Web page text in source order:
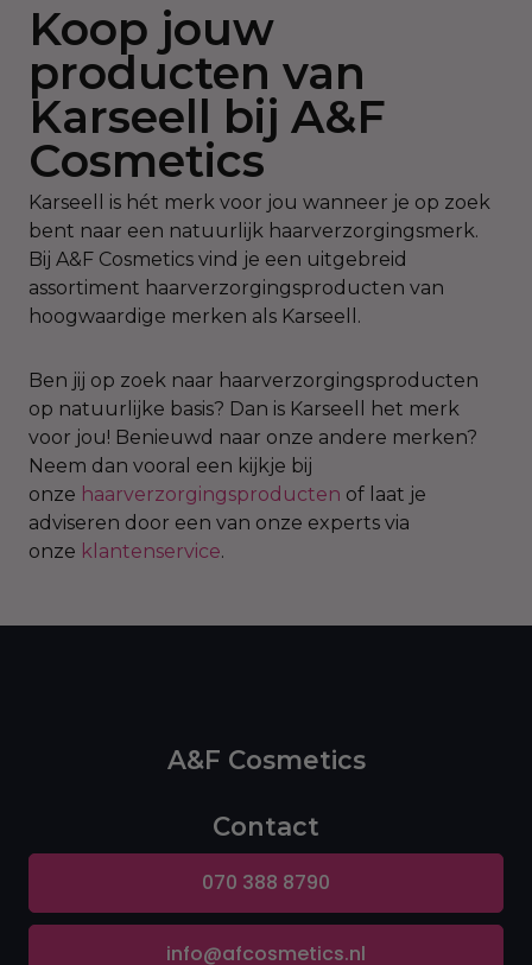
Koop jouw
producten van
Karseell bij A&F
Cosmetics
Karseell is hét merk voor jou wanneer je op zoek
bent naar een natuurlijk haarverzorgingsmerk.
Bij A&F Cosmetics vind je een uitgebreid
assortiment haarverzorgingsproducten van
hoogwaardige merken als Karseell.
Ben jij op zoek naar haarverzorgingsproducten
op natuurlijke basis? Dan is Karseell het merk
voor jou! Benieuwd naar onze andere merken?
Neem dan vooral een kijkje bij
onze haarverzorgingsproducten of laat je
adviseren door een van onze experts via
onze klantenservice.
A&F Cosmetics
Contact
070 388 8790
info@afcosmetics.nl